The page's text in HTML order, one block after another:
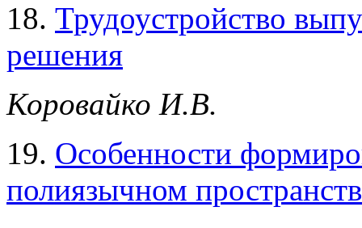
18. Трудоустройство
решения
Коровайко И.В.
19. Особенности
полиязычном